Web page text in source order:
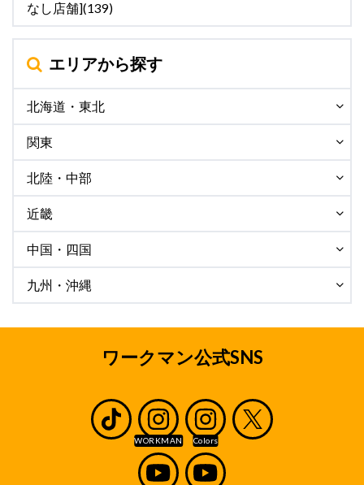
なし店舗](139)
エリアから探す
北海道・東北
関東
北陸・中部
近畿
中国・四国
九州・沖縄
ワークマン公式SNS